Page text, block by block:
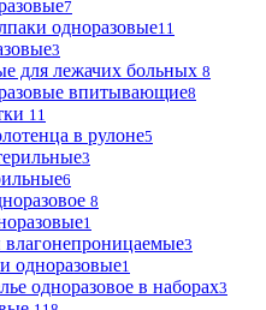
7
одноразовые11
3
для лежачих больных 8
впитывающие8
11
в рулоне5
3
6
8
1
3
одноразовые1
одноразовое в наборах3